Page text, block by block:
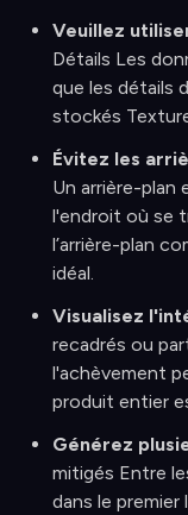
Veuillez
Détails Les
que les détails
stockés
Évitez les
Un arrière-plan
l'endroit où se
l’arrière-plan
idéal.
Visualisez
recadrés ou
l'achèvement
produit entier
Générez
mitigés Entre
dans le